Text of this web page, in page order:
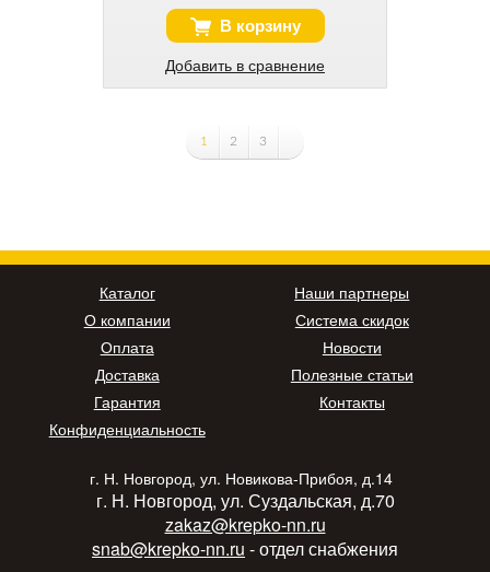
В корзину
Добавить в сравнение
1 2 3
Каталог
О компании
Оплата
Доставка
Гарантия
Конфиденциальность
Наши партнеры
Система скидок
Новости
Полезные статьи
Контакты
г. Н. Новгород, ул. Новикова-Прибоя, д.14
г. Н. Новгород, ул. Суздальская, д.70
zakaz@krepko-nn.ru
snab@krepko-nn.ru - отдел снабжения